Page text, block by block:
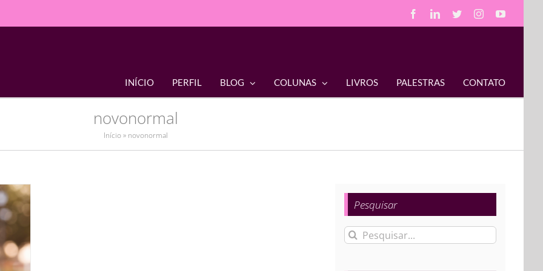
FacebookLinkedIn
TwitterInstagramYouTube
INÍCIO PERFIL BLOG COLUNAS LIVROS PALESTRAS CONTATO
novonormal
Início» novonormal
Pesquisar
Buscar